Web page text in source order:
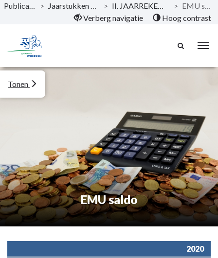
Naar hoofdinhoud
Publicaties > Jaarstukken 2020 > II. JAARREKENING >
EMU saldo
Verberg navigatie
Hoog contrast
EMU saldo
Tonen
2020